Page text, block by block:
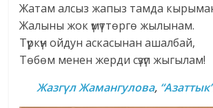
Жатам алсыз жапыз тамда
Жалыны жок үмүттөргө жылынам.
Түркүн ойдун аскасынан ашалбай,
Төбөм менен жерди сүзүп жыгылам!
Жазгүл Жамангулова, “Азаттык”